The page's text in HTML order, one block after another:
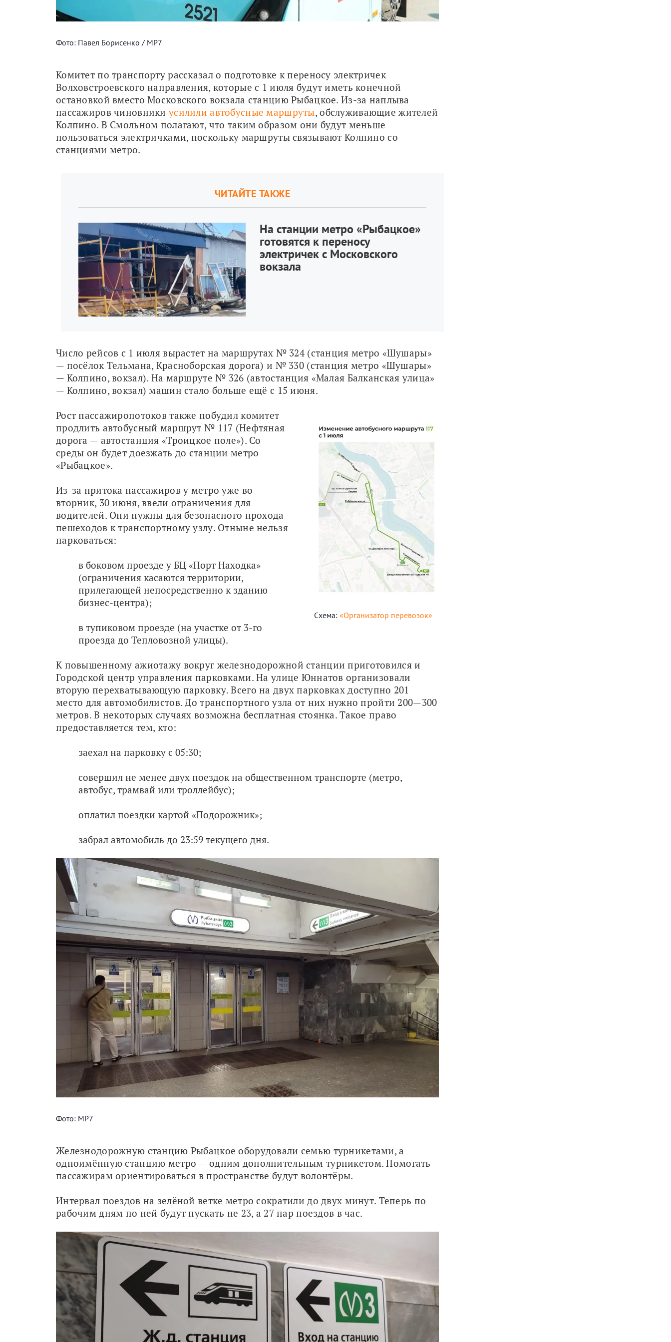
Фото: Павел Борисенко / МР7
Комитет по транспорту рассказал о подготовке к переносу электричек
Волховстроевского направления, которые с 1 июля будут иметь конечной
остановкой вместо Московского вокзала станцию Рыбацкое. Из-за наплыва
пассажиров чиновники усилили автобусные маршруты, обслуживающие жителей
Колпино. В Смольном полагают, что таким образом они будут меньше
пользоваться электричками, поскольку маршруты связывают Колпино со
станциями метро.
ЧИТАЙТЕ ТАКЖЕ
На станции метро «Рыбацкое»
готовятся к переносу
электричек с Московского
вокзала
Число рейсов с 1 июля вырастет на маршрутах № 324 (станция метро «Шушары»
— посёлок Тельмана, Красноборская дорога) и № 330 (станция метро «Шушары»
— Колпино, вокзал). На маршруте № 326 (автостанция «Малая Балканская улица»
— Колпино, вокзал) машин стало больше ещё с 15 июня.
Схема: «Организатор перевозок»
Рост пассажиропотоков также побудил комитет
продлить автобусный маршрут № 117 (Нефтяная
дорога — автостанция «Троицкое поле»). Со
среды он будет доезжать до станции метро
«Рыбацкое».
Из-за притока пассажиров у метро уже во
вторник, 30 июня, ввели ограничения для
водителей. Они нужны для безопасного прохода
пешеходов к транспортному узлу. Отныне нельзя
парковаться:
в боковом проезде у БЦ «Порт Находка»
(ограничения касаются территории,
прилегающей непосредственно к зданию
бизнес-центра);
в тупиковом проезде (на участке от 3-го
проезда до Тепловозной улицы).
К повышенному ажиотажу вокруг железнодорожной станции приготовился и
Городской центр управления парковками. На улице Юннатов организовали
вторую перехватывающую парковку. Всего на двух парковках доступно 201
место для автомобилистов. До транспортного узла от них нужно пройти 200—300
метров. В некоторых случаях возможна бесплатная стоянка. Такое право
предоставляется тем, кто:
заехал на парковку с 05:30;
совершил не менее двух поездок на общественном транспорте (метро,
автобус, трамвай или троллейбус);
оплатил поездки картой «Подорожник»;
забрал автомобиль до 23:59 текущего дня.
Фото: МР7
Железнодорожную станцию Рыбацкое оборудовали семью турникетами, а
одноимённую станцию метро — одним дополнительным турникетом. Помогать
пассажирам ориентироваться в пространстве будут волонтёры.
Интервал поездов на зелёной ветке метро сократили до двух минут. Теперь по
рабочим дням по ней будут пускать не 23, а 27 пар поездов в час.